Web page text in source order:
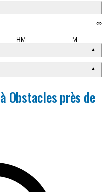
∞
HM M
▲
▲
Obstacles près de